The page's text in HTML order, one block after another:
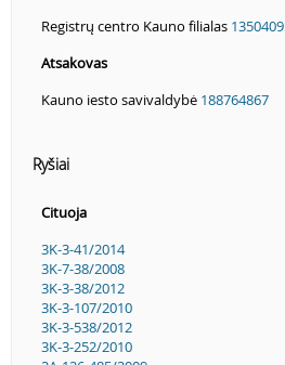
Registrų centro Kauno filialas
Atsakovas
Kauno iesto savivaldybė 188764867
Ryšiai
Cituoja
3K-3-41/2014
3K-7-38/2008
3K-3-38/2012
3K-3-107/2010
3K-3-538/2012
3K-3-252/2010